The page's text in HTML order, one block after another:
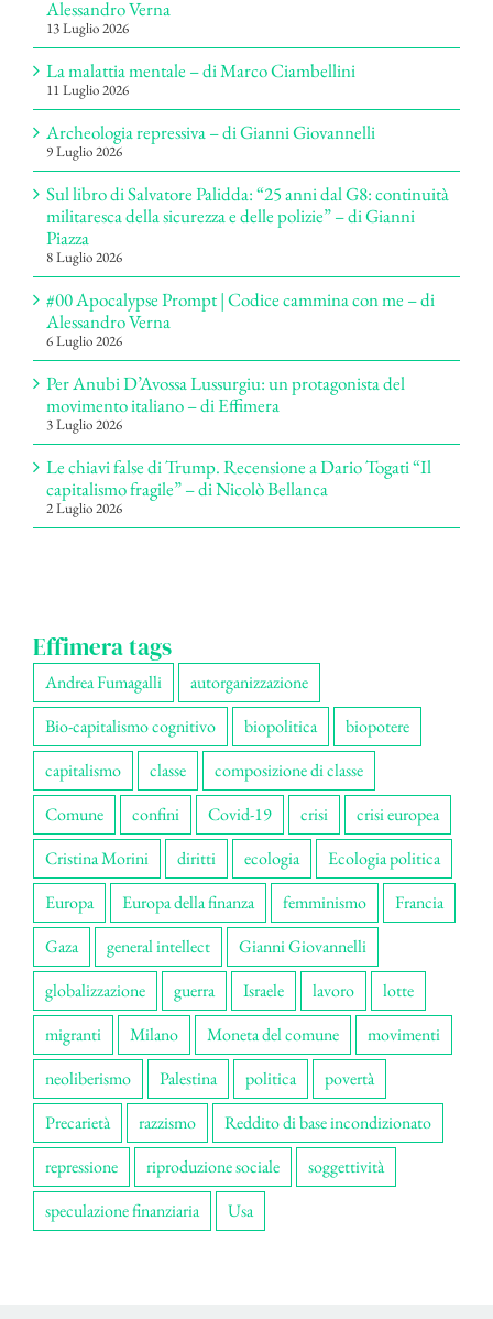
Alessandro Verna
13 Luglio 2026
La malattia mentale – di Marco Ciambellini
11 Luglio 2026
Archeologia repressiva – di Gianni Giovannelli
9 Luglio 2026
Sul libro di Salvatore Palidda: “25 anni dal G8: continuità
militaresca della sicurezza e delle polizie” – di Gianni
Piazza
8 Luglio 2026
#00 Apocalypse Prompt | Codice cammina con me – di
Alessandro Verna
6 Luglio 2026
Per Anubi D’Avossa Lussurgiu: un protagonista del
movimento italiano – di Effimera
3 Luglio 2026
Le chiavi false di Trump. Recensione a Dario Togati “Il
capitalismo fragile” – di Nicolò Bellanca
2 Luglio 2026
Effimera tags
Andrea Fumagalli
autorganizzazione
Bio-capitalismo cognitivo
biopolitica
biopotere
capitalismo
classe
composizione di classe
Comune
confini Covid-19 crisi
crisi europea
Cristina Morini
diritti ecologia
Ecologia politica
Europa
Europa della finanza femminismo
Francia
Gaza
general intellect
Gianni Giovannelli
globalizzazione
guerra Israele lavoro
lotte
migranti
Milano Moneta del comune
movimenti
neoliberismo
Palestina politica
povertà
Precarietà
razzismo
Reddito di base incondizionato
repressione
riproduzione sociale
soggettività
speculazione finanziaria
Usa